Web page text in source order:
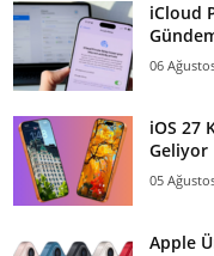
iCloud
06
iOS 27
Geliyor
05
Apple